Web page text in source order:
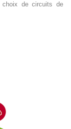
choix de circuits de